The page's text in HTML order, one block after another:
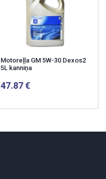
Motoreļļa GM 5W-30 Dexos2
5L kanniņa
47.87